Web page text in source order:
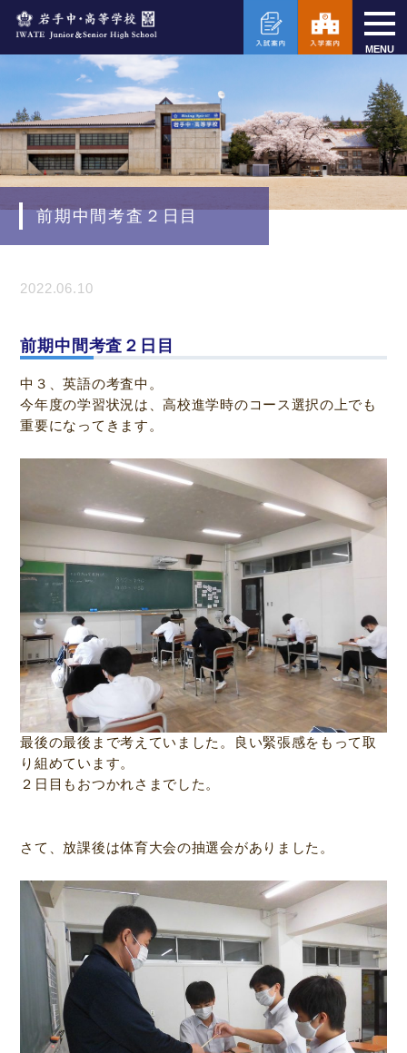
MENU
前期中間考査２日目
2022.06.10
前期中間考査２日目
中３、英語の考査中。
今年度の学習状況は、高校進学時のコース選択の上でも
重要になってきます。
最後の最後まで考えていました。良い緊張感をもって取
り組めています。
２日目もおつかれさまでした。
さて、放課後は体育大会の抽選会がありました。